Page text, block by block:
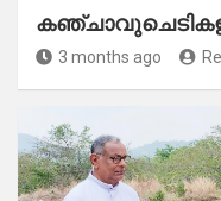
3 months ago